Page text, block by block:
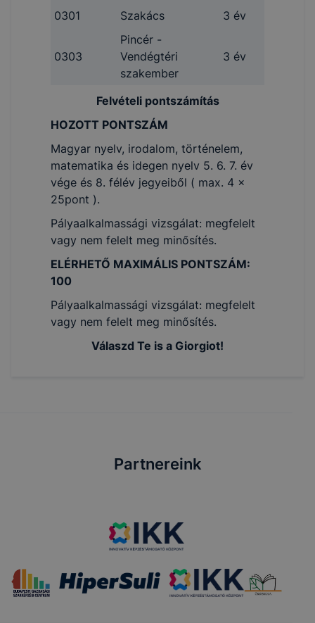
0301
Szakács 3 év
0303
Pincér -
Vendégtéri
szakember
3 év
Felvételi pontszámítás
HOZOTT PONTSZÁM
Magyar nyelv, irodalom, történelem,
matematika és idegen nyelv 5. 6. 7. év
vége és 8. félév jegyeiből ( max. 4 x
25pont ).
Pályaalkalmassági vizsgálat: megfelelt
vagy nem felelt meg minősítés.
ELÉRHETŐ MAXIMÁLIS PONTSZÁM:
100
Pályaalkalmassági vizsgálat: megfelelt
vagy nem felelt meg minősítés.
Válaszd Te is a Giorgiot!
Partnereink